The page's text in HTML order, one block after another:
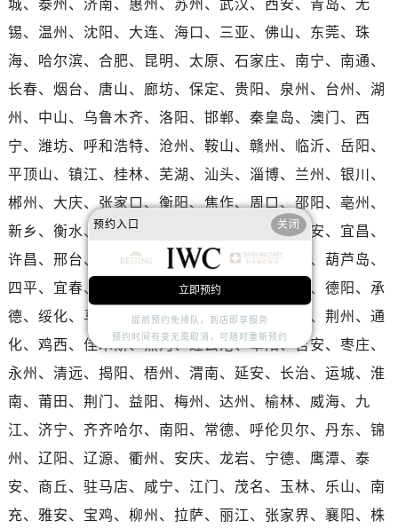
海南省文昌市文城镇教育东路万国售后服务中心（需提前预约）
海南省五指山市通什镇三月三大道万国售后服务中心（需提前预约）
香港特别行政区尖沙咀区油尖旺区广东道万国售后服务中心（需提前预约）
香港特别行政区九龙区油尖旺区弥敦道万国售后服务中心（需提前预约）
香港特别行政区铜锣湾区湾仔区轩尼诗道万国售后服务中心（需提前预约）
河南省济源市沁园街道济水大道万国售后服务中心（需提前预约）
河南省焦作市解放区解放路万国售后服务中心（需提前预约）
河南省开封市鼓楼区中山路万国售后服务中心（需提前预约）
河南省南阳市宛城区范蠡东路与南都路交叉口万国售后服务中心（需提前预约）
河南省三门峡市湖滨区和平路万国售后服务中心（需提前预约）
河南省商丘市梁园区神火大道万国售后服务中心（需提前预约）
河南省新乡市红旗区人民路万国售后服务中心（需提前预约）
城、泰州、济南、惠州、苏州、武汉、西安、青岛、无
锡、温州、沈阳、大连、海口、三亚、佛山、东莞、珠
海、哈尔滨、合肥、昆明、太原、石家庄、南宁、南通、
长春、烟台、唐山、廊坊、保定、贵阳、泉州、台州、湖
州、中山、乌鲁木齐、洛阳、邯郸、秦皇岛、澳门、西
宁、潍坊、呼和浩特、沧州、鞍山、赣州、临沂、岳阳、
平顶山、镇江、桂林、芜湖、汕头、淄博、兰州、银川、
郴州、大庆、张家口、衡阳、焦作、周口、邵阳、亳州、
新乡、衡水、牡丹江、德州、聊城、包头、淮安、宜昌、
许昌、邢台、宿迁、丽水、蚌埠、上饶、晋中、葫芦岛、
四平、宜春、滁州、大同、舟山、绵阳、天水、德阳、承
德、绥化、马鞍山、三明、滨州、黄冈、赤峰、荆州、通
化、鸡西、佳木斯、黑河、连云港、阜阳、吉安、枣庄、
永州、清远、揭阳、梧州、渭南、延安、长治、运城、淮
南、莆田、荆门、益阳、梅州、达州、榆林、威海、九
江、济宁、齐齐哈尔、南阳、常德、呼伦贝尔、丹东、锦
州、辽阳、辽源、衢州、安庆、龙岩、宁德、鹰潭、泰
安、商丘、驻马店、咸宁、江门、茂名、玉林、乐山、南
充、雅安、宝鸡、柳州、拉萨、丽江、张家界、襄阳、株
预约入口 关闭
立即预约
提前预约免排队，到店即享服务
预约时间有变无需取消，可随时重新预约